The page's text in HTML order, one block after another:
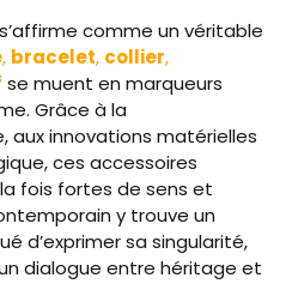
comme un véritable
, bracelet, collier,
se muent en marqueurs
Grâce à la
aux innovations matérielles
ces accessoires
fois fortes de sens et
y trouve un
d’exprimer sa singularité,
dialogue entre héritage et